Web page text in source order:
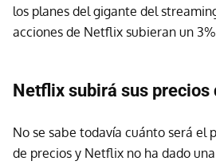
los planes del gigante del
acciones de Netflix subieran un
Netflix subirá sus precios
No se sabe todavía cuánto será el
de precios y Netflix no ha dado